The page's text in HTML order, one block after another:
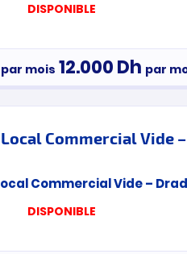
DISPONIBLE
par mois 12.000Dh par
Local Commercial Vide
DISPONIBLE